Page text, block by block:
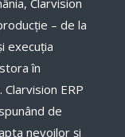
Clarvision
– de la
execuţia
în
ERP
de
nevoilor și